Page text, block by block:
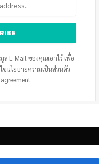
E-Mail ของคุณเอาไว้ เพื่อ
ขนโยบายความเป็นส่วนตัว